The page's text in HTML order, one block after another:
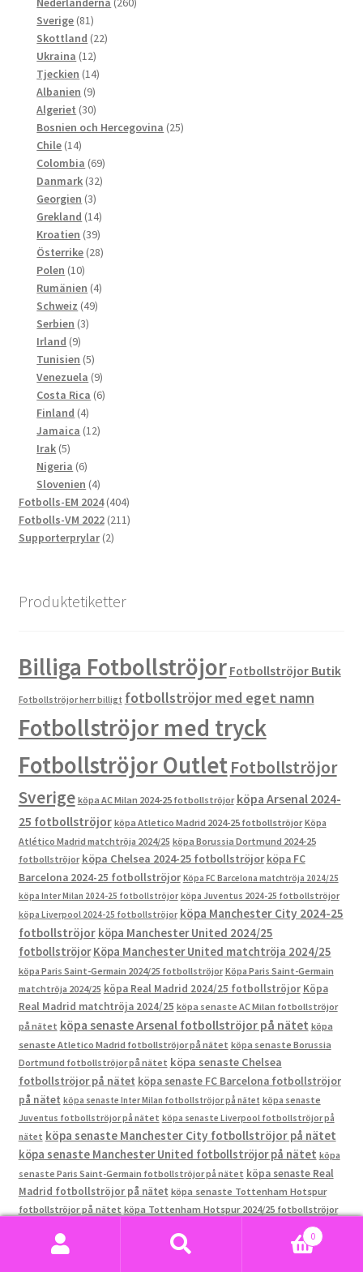
Sverige 8181
produkter
Skottland 2222
Ukraina 1212
produkter
Tjeckien 1414
Albanien 99
produkter
Algeriet 3030
produkter
Bosnien och Hercegovina 2525
Chile 1414
produkter
Colombia 6969
produkter
Danmark 3232
Georgien 33
produkter
Grekland 1414
produkter
Kroatien 3939
produkter
Österrike 2828
Polen 1010
produkter
Rumänien 44
Schweiz 4949
Serbien 33
Irland 99
produkter
Tunisien 55
produkter
Venezuela 99
produkter
Costa Rica 66
Finland 44
produkter
Jamaica 1212
Irak 55
produkter
Nigeria 66
produkter
Slovenien 44
produkter
Fotbolls-EM 2024 404404
produkter
Fotbolls-VM 2022 211211
Supporterprylar 22
Produktetiketter
Billiga Fotbollströjor Fotbollströjor Butik
Fotbollströjor herr billigt fotbollströjor med eget namn
Fotbollströjor med tryck
Fotbollströjor OutletFotbollströjor
Sverige köpa AC Milan 2024-25 fotbollströjor köpa Arsenal 2024-
25 fotbollströjor köpa Atletico Madrid 2024-25 fotbollströjor Köpa
Atlético Madrid matchtröja 2024/25 köpa Borussia Dortmund 2024-25
fotbollströjor köpa Chelsea 2024-25 fotbollströjor köpa FC
Barcelona 2024-25 fotbollströjor Köpa FC Barcelona matchtröja 2024/25
köpa Inter Milan 2024-25 fotbollströjor köpa Juventus 2024-25 fotbollströjor
köpa Liverpool 2024-25 fotbollströjor köpa Manchester City 2024-25
fotbollströjor köpa Manchester United 2024/25
fotbollströjor Köpa Manchester United matchtröja 2024/25
köpa Paris Saint-Germain 2024/25 fotbollströjor Köpa Paris Saint-Germain
matchtröja 2024/25 köpa Real Madrid 2024/25 fotbollströjor Köpa
Real Madrid matchtröja 2024/25 köpa senaste AC Milan fotbollströjor
på nätet köpa senaste Arsenal fotbollströjor på nätet köpa
senaste Atletico Madrid fotbollströjor på nätet köpa senaste Borussia
Dortmund fotbollströjor på nätet köpa senaste Chelsea
fotbollströjor på nätet köpa senaste FC Barcelona fotbollströjor
på nätet köpa senaste Inter Milan fotbollströjor på nätet köpa senaste
Juventus fotbollströjor på nätet köpa senaste Liverpool fotbollströjor på
nätet köpa senaste Manchester City fotbollströjor på nätet
köpa senaste Manchester United fotbollströjor på nätet köpa
senaste Paris Saint-Germain fotbollströjor på nätet köpa senaste Real
Madrid fotbollströjor på nätet köpa senaste Tottenham Hotspur
fotbollströjor på nätet köpa Tottenham Hotspur 2024/25 fotbollströjor
Nederländerna tröja billigt
Nederländerna tröja med eget namn
Real Madrid tröja 2024
Real Madrid tröja
0